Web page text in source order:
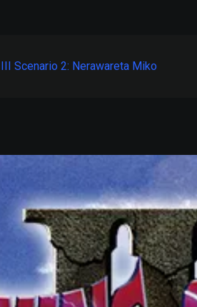
Scenario 2: Nerawareta Miko